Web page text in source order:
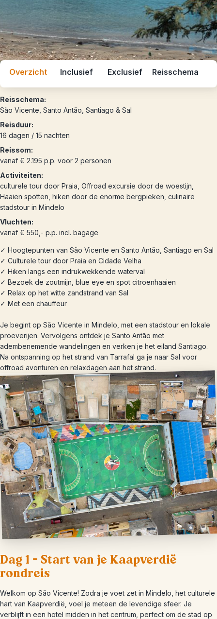
Overzicht Inclusief Exclusief Reisschema
Reisschema:
São Vicente, Santo Antão, Santiago & Sal
Reisduur:
16 dagen / 15 nachten
Reissom:
vanaf € 2.195 p.p. voor 2 personen
Activiteiten:
culturele tour door Praia, Offroad excursie door de woestijn,
Haaien spotten, hiken door de enorme bergpieken, culinaire
stadstour in Mindelo
Vluchten:
vanaf € 550,- p.p. incl. bagage
✓ Hoogtepunten van São Vicente en Santo Antão, Santiago en Sal
✓ Culturele tour door Praia en Cidade Velha
✓ Hiken langs een indrukwekkende waterval
✓ Bezoek de zoutmijn, blue eye en spot citroenhaaien
✓ Relax op het witte zandstrand van Sal
✓ Met een chauffeur
Je begint op São Vicente in Mindelo, met een stadstour en lokale
proeverijen. Vervolgens ontdek je Santo Antão met
adembenemende wandelingen en verken je het eiland Santiago.
Na ontspanning op het strand van Tarrafal ga je naar Sal voor
offroad avonturen en relaxdagen aan het strand.
Dag 1 – Start van je Kaapverdië
rondreis
Welkom op São Vicente! Zodra je voet zet in Mindelo, het culturele
hart van Kaapverdië, voel je meteen de levendige sfeer. Je
verblijft in een hotel midden in het centrum, perfect om de stad op